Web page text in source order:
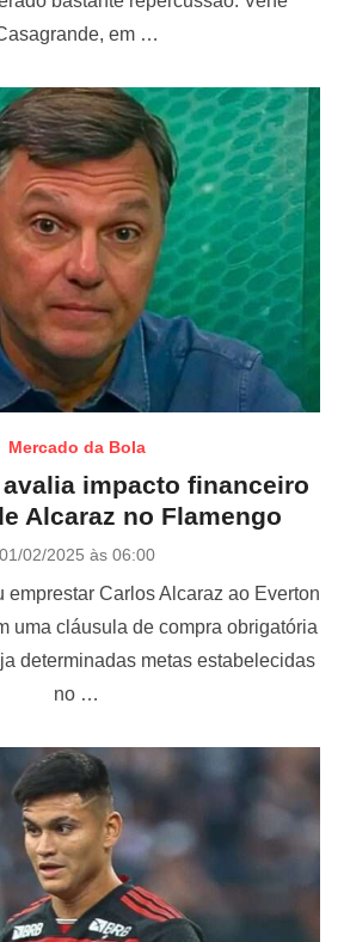
em …
Mercado da Bola
avalia impacto financeiro
Alcaraz no Flamengo
P
01/02/2025 às 06:00
emprestar Carlos Alcaraz ao Everton
uma cláusula de compra obrigatória
determinadas metas estabelecidas
no …